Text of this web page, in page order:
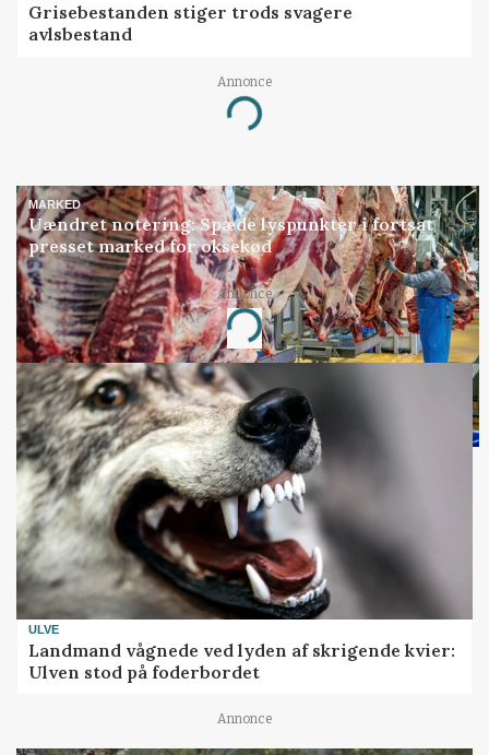
Grisebestanden stiger trods svagere
avlsbestand
Annonce
Loading...
MARKED
Uændret notering: Spæde lyspunkter i fortsat
presset marked for oksekød
Annonce
Loading...
ULVE
Landmand vågnede ved lyden af skrigende kvier:
Ulven stod på foderbordet
Annonce